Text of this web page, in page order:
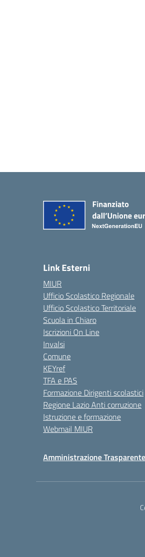
Link Esterni
MIUR
Ufficio Scolastico Regionale
Ufficio Scolastico Territoriale
Scuola in Chiaro
Iscrizioni On Line
Invalsi
Comune
KEYref
TFA e PAS
Formazione Dirigenti scolastici
Regione Lazio Anti corruzione
Istruzione e formazione
Webmail MIUR
Amministrazione Trasparente